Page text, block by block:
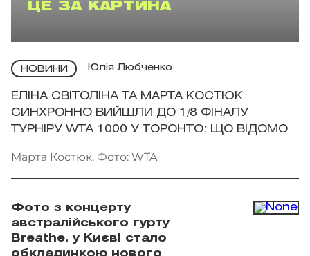
ЦЕ ЗА КАРТИНА
НОВИНИ Юлія Любченко
ЕЛІНА СВІТОЛІНА ТА МАРТА КОСТЮК
СИНХРОННО ВИЙШЛИ ДО 1/8 ФІНАЛУ
ТУРНІРУ WTA 1000 У ТОРОНТО: ЩО ВІДОМО
Марта Костюк. Фото: WTA
Фото з концерту
австралійського гурту
Breathe. у Києві стало
обкладинкою нового